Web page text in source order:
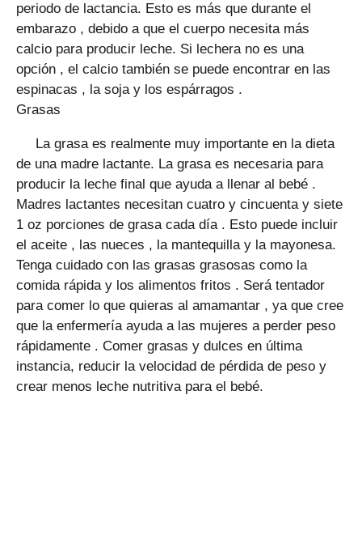
periodo de lactancia. Esto es más que durante el
embarazo , debido a que el cuerpo necesita más
calcio para producir leche. Si lechera no es una
opción , el calcio también se puede encontrar en las
espinacas , la soja y los espárragos .
Grasas
La grasa es realmente muy importante en la dieta
de una madre lactante. La grasa es necesaria para
producir la leche final que ayuda a llenar al bebé .
Madres lactantes necesitan cuatro y cincuenta y siete
1 oz porciones de grasa cada día . Esto puede incluir
el aceite , las nueces , la mantequilla y la mayonesa.
Tenga cuidado con las grasas grasosas como la
comida rápida y los alimentos fritos . Será tentador
para comer lo que quieras al amamantar , ya que cree
que la enfermería ayuda a las mujeres a perder peso
rápidamente . Comer grasas y dulces en última
instancia, reducir la velocidad de pérdida de peso y
crear menos leche nutritiva para el bebé.